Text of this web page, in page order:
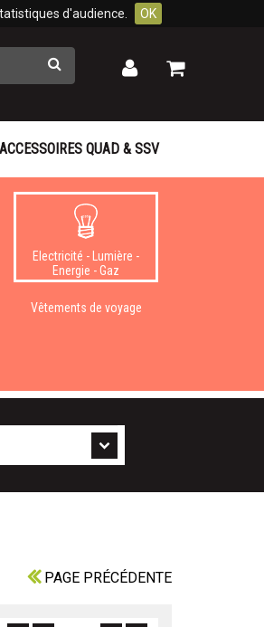
d'audience. OK
Rechercher Mon
Mon
Electricité - Lumière -
Energie - Gaz
Vêtements de voyage
ACCESSOIRES QUAD & SSV
PAGE PRÉCÉDENTE